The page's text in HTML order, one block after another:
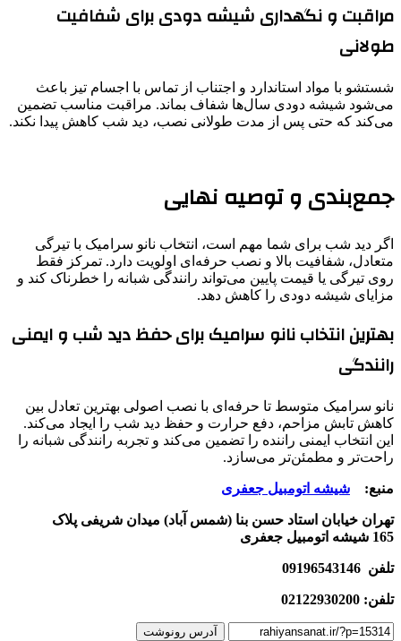
مراقبت و نگهداری شیشه دودی برای شفافیت
طولانی
شستشو با مواد استاندارد و اجتناب از تماس با اجسام تیز باعث
می‌شود شیشه دودی سال‌ها شفاف بماند. مراقبت مناسب تضمین
می‌کند که حتی پس از مدت طولانی نصب، دید شب کاهش پیدا نکند.
جمع‌بندی و توصیه نهایی
اگر دید شب برای شما مهم است، انتخاب نانو سرامیک با تیرگی
متعادل، شفافیت بالا و نصب حرفه‌ای اولویت دارد. تمرکز فقط
روی تیرگی یا قیمت پایین می‌تواند رانندگی شبانه را خطرناک کند و
مزایای شیشه دودی را کاهش دهد.
بهترین انتخاب نانو سرامیک برای حفظ دید شب و ایمنی
رانندگی
نانو سرامیک متوسط تا حرفه‌ای با نصب اصولی بهترین تعادل بین
کاهش تابش مزاحم، دفع حرارت و حفظ دید شب را ایجاد می‌کند.
این انتخاب ایمنی راننده را تضمین می‌کند و تجربه رانندگی شبانه را
راحت‌تر و مطمئن‌تر می‌سازد.
منبع: شیشه اتومبیل جعفری
تهران خیابان استاد حسن بنا (شمس آباد) میدان شریفی پلاک
165 شیشه اتومبیل جعفری
تلفن 09196543146
تلفن: 02122930200
آدرس رونوشت